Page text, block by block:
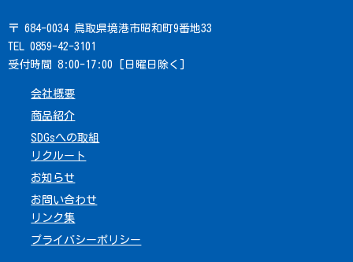
〒 684-0034 鳥取県境港市昭和町9番地33
TEL 0859-42-3101
受付時間 8:00-17:00 [日曜日除く]
会社概要
商品紹介
SDGsへの取組
リクルート
お知らせ
お問い合わせ
リンク集
プライバシーポリシー